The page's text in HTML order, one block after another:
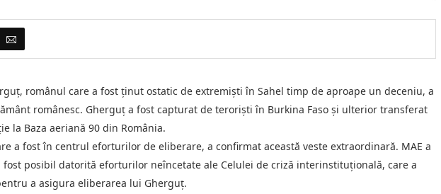
românul care a fost ținut ostatic de extremiști în Sahel timp de aproape un deceniu, a
românesc. Gherguț a fost capturat de teroriști în Burkina Faso și ulterior transferat
la Baza aeriană 90 din România.
a fost în centrul eforturilor de eliberare, a confirmat această veste extraordinară. MAE a
posibil datorită eforturilor neîncetate ale Celulei de criză interinstituțională, care a
a asigura eliberarea lui Gherguț.